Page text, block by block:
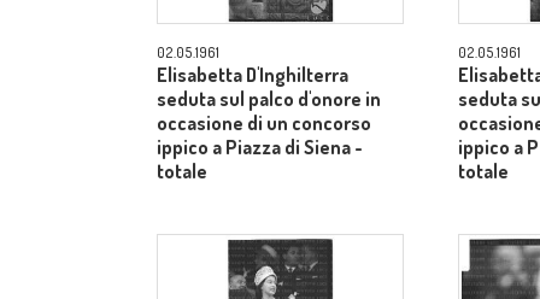
02.05.1961
Elisabetta D'Inghilterra
seduta sul palco d'onore in
occasione di un concorso
ippico a Piazza di Siena -
totale
02.05.1961
seduta
ippico a
totale